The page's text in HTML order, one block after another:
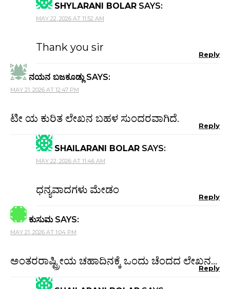
SHYLARANI BOLAR SAYS:
MAY 22, 2026 AT 11:52 AM
Thank you sir
Reply
ನಯನ ಬಜಕೂಡ್ಲು SAYS:
MAY 21, 2026 AT 12:47 PM
ಟೀ ಯ ಕುರಿತ ಲೇಖನ ಬಹಳ ಸುಂದರವಾಗಿದೆ.
Reply
SHAILARANI BOLAR SAYS:
MAY 22, 2026 AT 11:46 AM
ಧನ್ಯವಾದಗಳು ಮೇಡಂ
Reply
ಕುಸುಮ SAYS:
MAY 21, 2026 AT 1:04 PM
ಅಂತರರಾಷ್ಟ್ರೀಯ ಚಹಾದಿನಕ್ಕೆ ಒಂದು ಚೆಂದದ ಲೇಖನ…
Reply